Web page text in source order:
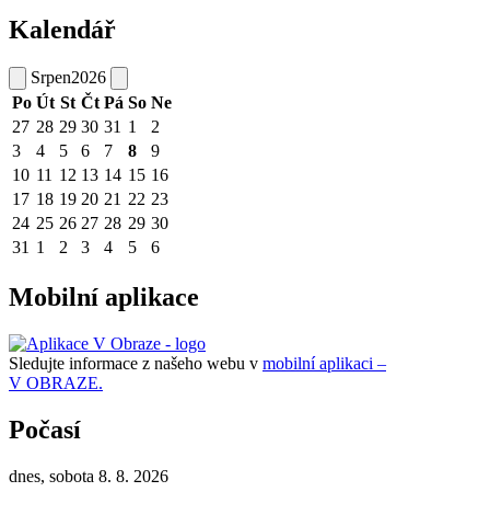
Kalendář
Srpen2026
Po Út St Čt Pá So Ne
27 28 29 30 31 1
2
3
4 5 6 7 8
9
10 11 12 13 14 15 16
17 18 19 20 21 22 23
24 25 26 27 28 29 30
31 1 2 3 4 5 6
Mobilní aplikace
Sledujte informace z našeho webu v mobilní aplikaci –
V OBRAZE.
Počasí
dnes, sobota 8. 8. 2026